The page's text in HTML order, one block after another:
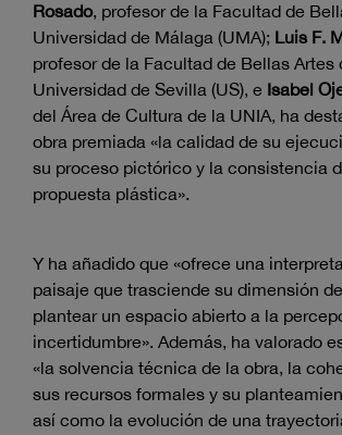
Rosado, profesor de la Facultad de
Universidad de Málaga (UMA); Luis F.
profesor de la Facultad de Bellas Artes
Universidad de Sevilla (US), e Isabel
del Área de Cultura de la UNIA, ha
obra premiada «la calidad de su
su proceso pictórico y la consistencia
propuesta plástica».
Y ha añadido que «ofrece una
paisaje que trasciende su dimensión
plantear un espacio abierto a la
incertidumbre». Además, ha valorado
«la solvencia técnica de la obra, la
sus recursos formales y su
así como la evolución de una